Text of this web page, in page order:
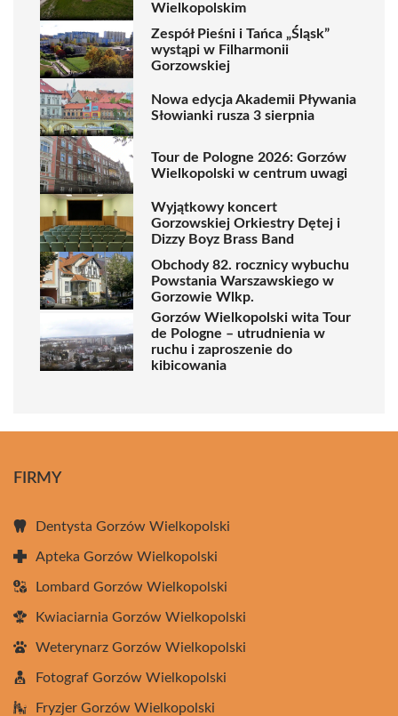
Wielkopolskim
Zespół Pieśni i Tańca „Śląsk”
wystąpi w Filharmonii
Gorzowskiej
Nowa edycja Akademii Pływania
Słowianki rusza 3 sierpnia
Tour de Pologne 2026: Gorzów
Wielkopolski w centrum uwagi
Wyjątkowy koncert
Gorzowskiej Orkiestry Dętej i
Dizzy Boyz Brass Band
Obchody 82. rocznicy wybuchu
Powstania Warszawskiego w
Gorzowie Wlkp.
Gorzów Wielkopolski wita Tour
de Pologne – utrudnienia w
ruchu i zaproszenie do
kibicowania
FIRMY
Dentysta Gorzów Wielkopolski
Apteka Gorzów Wielkopolski
Lombard Gorzów Wielkopolski
Kwiaciarnia Gorzów Wielkopolski
Weterynarz Gorzów Wielkopolski
Fotograf Gorzów Wielkopolski
Fryzjer Gorzów Wielkopolski